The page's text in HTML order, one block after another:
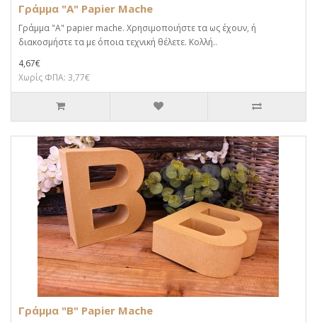
Γράμμα "Α" Papier Mache
Γράμμα "Α" papier mache. Xρησιμοποιήστε τα ως έχουν, ή
διακοσμήστε τα με όποια τεχνική θέλετε. Κολλή..
4,67€
Χωρίς ΦΠΑ: 3,77€
Γράμμα "Β" Papier Mache